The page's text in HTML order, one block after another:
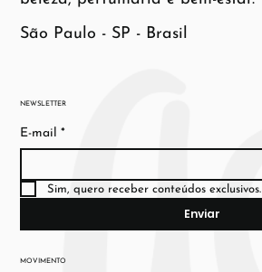
NEWSLETTER
E-mail *
Sim, quero receber conteúdos exclusivos.
Enviar
MOVIMENTO
São Paulo - SP - Brasil